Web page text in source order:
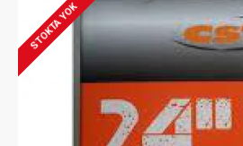
STOKTA YOK